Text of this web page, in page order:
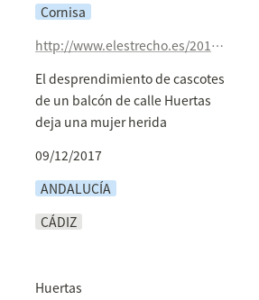
Cornisa
http://www.elestrecho.es/2017/12/desprendimiento-cascotes-balcon-calle-huertas-deja-una-mujer-herida/
El desprendimiento de cascotes
de un balcón de calle Huertas
deja una mujer herida
09/12/2017
ANDALUCÍA
CÁDIZ
Huertas